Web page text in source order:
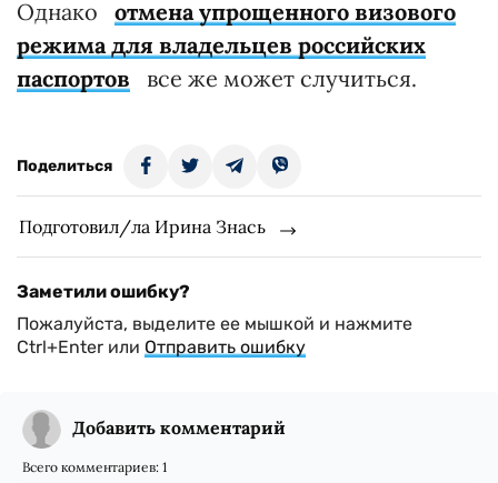
Однако отмена упрощенного визового
режима для владельцев российских
паспортов все же может случиться.
Поделиться
Подготовил/ла Ирина Знась
Заметили ошибку?
Пожалуйста, выделите ее мышкой и нажмите
Ctrl+Enter или Отправить ошибку
Добавить комментарий
Всего комментариев: 1